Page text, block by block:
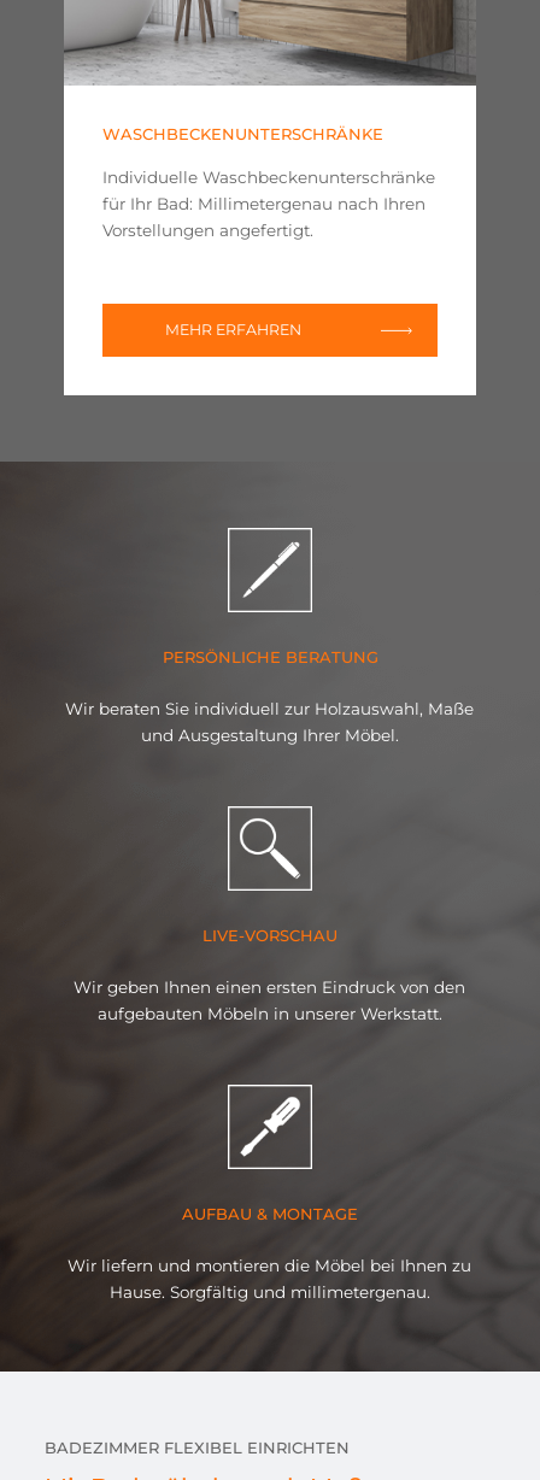
WASCHBECKENUNTERSCHRÄNKE
Individuelle Waschbeckenunterschränke
für Ihr Bad: Millimetergenau nach Ihren
Vorstellungen angefertigt.
MEHR ERFAHREN
PERSÖNLICHE BERATUNG
Wir beraten Sie individuell zur Holzauswahl, Maße
und Ausgestaltung Ihrer Möbel.
LIVE-VORSCHAU
Wir geben Ihnen einen ersten Eindruck von den
aufgebauten Möbeln in unserer Werkstatt.
AUFBAU & MONTAGE
Wir liefern und montieren die Möbel bei Ihnen zu
Hause. Sorgfältig und millimetergenau.
BADEZIMMER FLEXIBEL EINRICHTEN